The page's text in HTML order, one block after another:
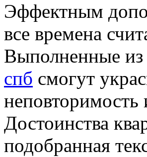
Эффектным
все времена
Выполненные из
спб смогут
Достоинства
подобранная